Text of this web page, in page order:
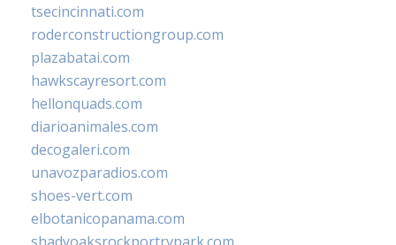
tsecincinnati.com
roderconstructiongroup.com
plazabatai.com
hawkscayresort.com
hellonquads.com
diarioanimales.com
decogaleri.com
unavozparadios.com
shoes-vert.com
elbotanicopanama.com